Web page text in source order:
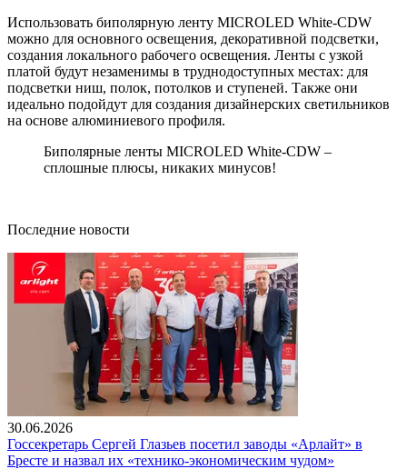
Использовать биполярную ленту MICROLED White-CDW
можно для основного освещения, декоративной подсветки,
создания локального рабочего освещения. Ленты с узкой
платой будут незаменимы в труднодоступных местах: для
подсветки ниш, полок, потолков и ступеней. Также они
идеально подойдут для создания дизайнерских светильников
на основе алюминиевого профиля.
Биполярные ленты MICROLED White-CDW –
сплошные плюсы, никаких минусов!
Последние новости
30.06.2026
Госсекретарь Сергей Глазьев посетил заводы «Арлайт» в
Бресте и назвал их «технико-экономическим чудом»